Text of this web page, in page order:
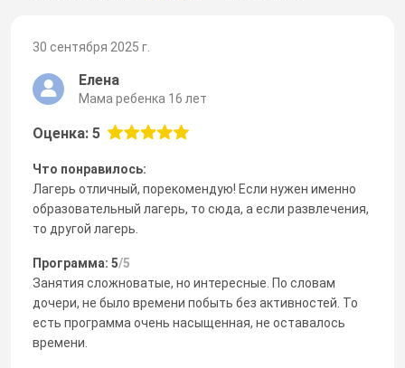
30 сентября 2025 г.
Елена
Мама ребенка 16 лет
Оценка: 5
Что понравилось:
Лагерь отличный, порекомендую! Если нужен именно
образовательный лагерь, то сюда, а если развлечения,
то другой лагерь.
Программа: 5/5
Занятия сложноватые, но интересные. По словам
дочери, не было времени побыть без активностей. То
есть программа очень насыщенная, не оставалось
времени.